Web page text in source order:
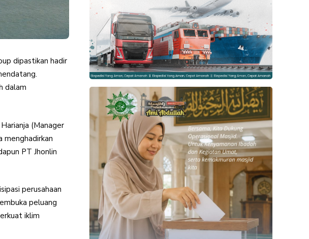
dipastikan hadir
dalam
(Manager
menghadirkan
PT Jhonlin
perusahaan
peluang
iklim